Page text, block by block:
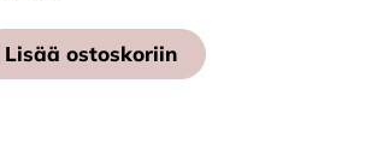
Lisää ostoskoriin